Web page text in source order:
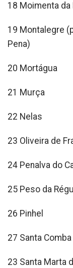
18 Moimenta da
19 Montalegre
Pena)
20 Mortágua
21 Murça
22 Nelas
23 Oliveira de
24 Penalva do
25 Peso da
26 Pinhel
27 Santa Comba
23 Santa Marta